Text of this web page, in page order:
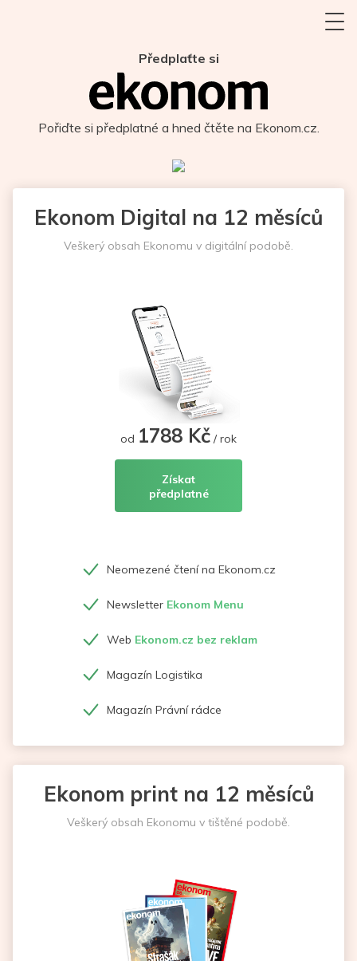
Předplaťte si
Pořiďte si předplatné a hned čtěte na Ekonom.cz.
Ekonom Digital na 12 měsíců
Veškerý obsah Ekonomu v digitální podobě.
od 1788 Kč / rok
Získat
předplatné
Neomezené čtení na Ekonom.cz
Newsletter Ekonom Menu
Web Ekonom.cz bez reklam
Magazín Logistika
Magazín Právní rádce
Ekonom print na 12 měsíců
Veškerý obsah Ekonomu v tištěné podobě.